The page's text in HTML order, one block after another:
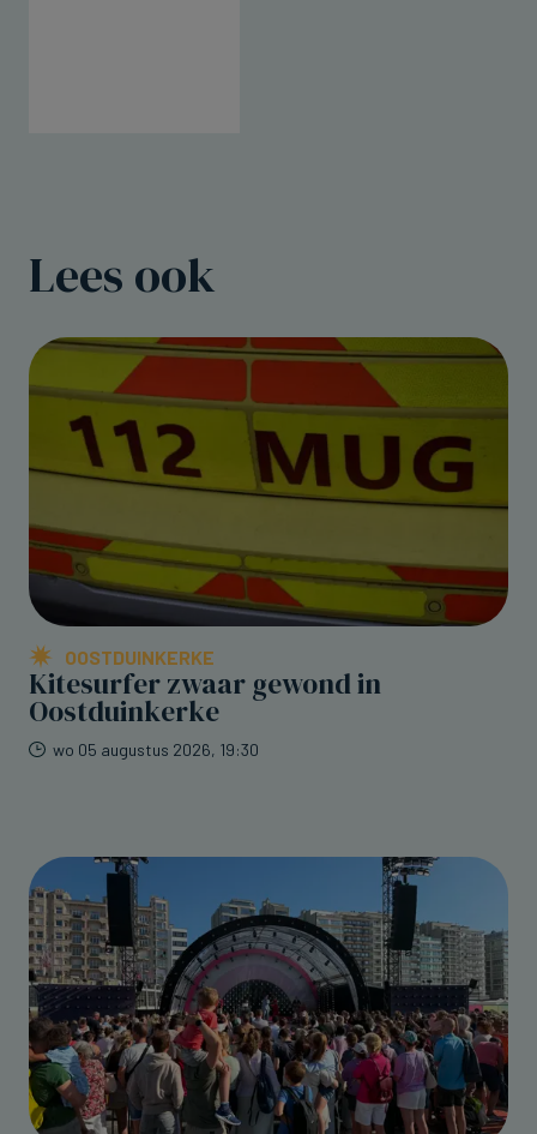
Lees ook
OOSTDUINKERKE
Kitesurfer zwaar gewond in
Oostduinkerke
wo 05 augustus 2026, 19:30